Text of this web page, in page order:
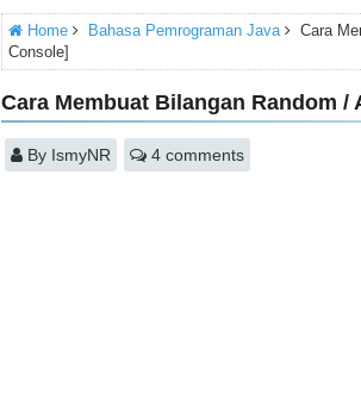
Home Bahasa Pemrograman Java
Cara
Console]
Cara Membuat Bilangan Random /
By IsmyNR 4 comments